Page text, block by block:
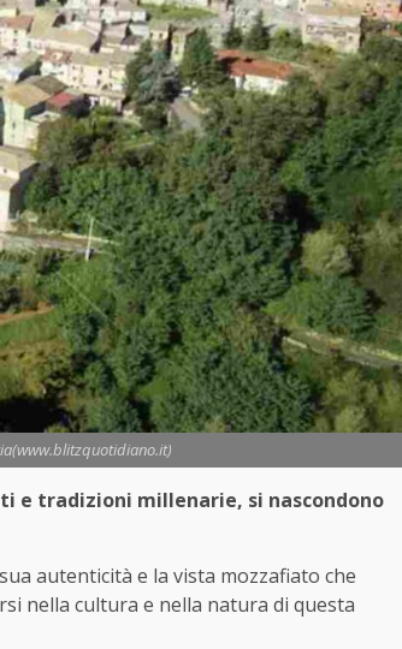
e tradizioni millenarie, si nascondono
autenticità e la vista mozzafiato che
nella cultura e nella natura di questa